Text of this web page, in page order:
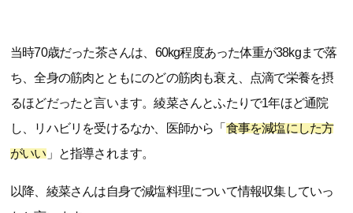
当時70歳だった茶さんは、60kg程度あった体重が38kgまで落
ち、全身の筋肉とともにのどの筋肉も衰え、点滴で栄養を摂
るほどだったと言います。綾菜さんとふたりで1年ほど通院
し、リハビリを受けるなか、医師から「 食事を減塩にした方
がいい 」と指導されます。
以降、綾菜さんは自身で減塩料理について情報収集していっ